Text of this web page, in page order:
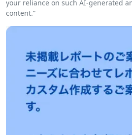
your reliance on such AI-generated
content.”